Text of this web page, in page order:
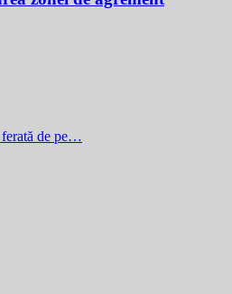
ferată de pe…